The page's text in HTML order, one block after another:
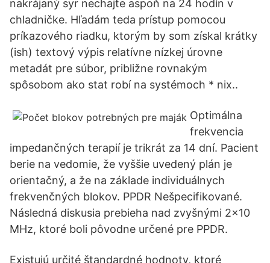
nakrájaný syr nechajte aspoň na 24 hodín v
chladničke. Hľadám teda prístup pomocou
príkazového riadku, ktorým by som získal krátky
(ish) textový výpis relatívne nízkej úrovne
metadát pre súbor, približne rovnakým
spôsobom ako stat robí na systémoch * nix..
Optimálna
frekvencia
impedančných terapií je trikrát za 14 dní. Pacient
berie na vedomie, že vyššie uvedený plán je
orientačný, a že na základe individuálnych
frekvenčných blokov. PPDR Nešpecifikované.
Následná diskusia prebieha nad zvyšnými 2x10
MHz, ktoré boli pôvodne určené pre PPDR.
Existujú určité štandardné hodnoty, ktoré